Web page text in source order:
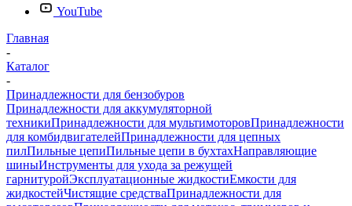
YouTube
Главная
-
Каталог
-
Принадлежности для бензобуров
Принадлежности для аккумуляторной
техникиПринадлежности для мультимоторовПринадлежности
для комбидвигателейПринадлежности для цепных
пилПильные цепиПильные цепи в бухтахНаправляющие
шиныИнструменты для ухода за режущей
гарнитуройЭксплуатационные жидкостиЕмкости для
жидкостейЧистящие средстваПринадлежности для